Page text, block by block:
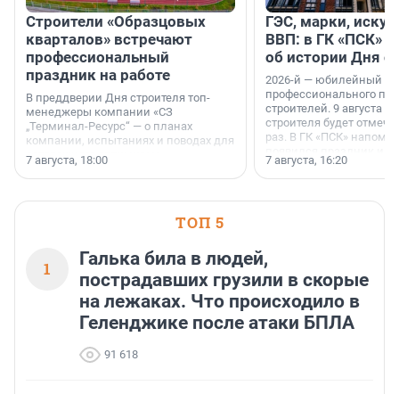
Строители «Образцовых
кварталов» встречают
профессиональный
праздник на работе
В преддверии Дня строителя топ-
менеджеры компании «СЗ
„Терминал-Ресурс“ — о планах
компании, испытаниях и поводах для
осторожного оптимизма.
7 августа, 18:00
ГЭС, марки,
ВВП: в ГК «ПСК»
об истории Дня
2026-й — юбилейный
профессионального
строителей. 9 августа
строителя будет
раз. В ГК «ПСК»
поменялась роль
7 августа, 16:20
ТОП 5
1
Галька била в людей,
пострадавших грузили в скорые
на лежаках. Что происходило в
Геленджике после атаки БПЛА
91 618